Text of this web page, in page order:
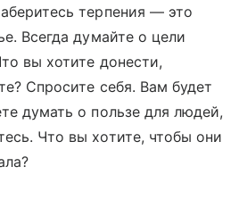
терпения — это
Всегда думайте о цели
вы хотите донести,
Спросите себя. Вам будет
думать о пользе для людей,
Что вы хотите, чтобы они